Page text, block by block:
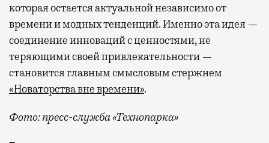
которая остается актуальной независимо от
времени и модных тенденций. Именно эта идея —
соединение инноваций с ценностями, не
теряющими своей привлекательности —
становится главным смысловым стержнем
«Новаторства вне времени».
Фото: пресс-служба «Технопарка»